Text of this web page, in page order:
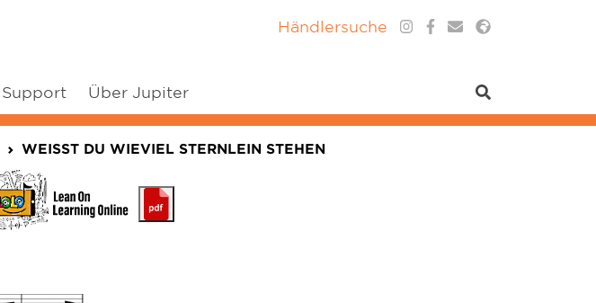
Support Über Jupiter
Händlersuche
WEISST DU WIEVIEL STERNLEIN STEHEN